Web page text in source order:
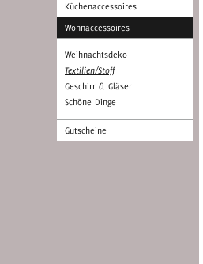
Küchenaccessoires
Wohnaccessoires
Weihnachtsdeko
Textilien/Stoff
Geschirr & Gläser
Schöne Dinge
Gutscheine